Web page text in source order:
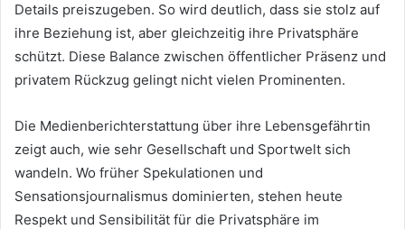
Details preiszugeben. So wird deutlich, dass sie stolz auf
ihre Beziehung ist, aber gleichzeitig ihre Privatsphäre
schützt. Diese Balance zwischen öffentlicher Präsenz und
privatem Rückzug gelingt nicht vielen Prominenten.
Die Medienberichterstattung über ihre Lebensgefährtin
zeigt auch, wie sehr Gesellschaft und Sportwelt sich
wandeln. Wo früher Spekulationen und
Sensationsjournalismus dominierten, stehen heute
Respekt und Sensibilität für die Privatsphäre im